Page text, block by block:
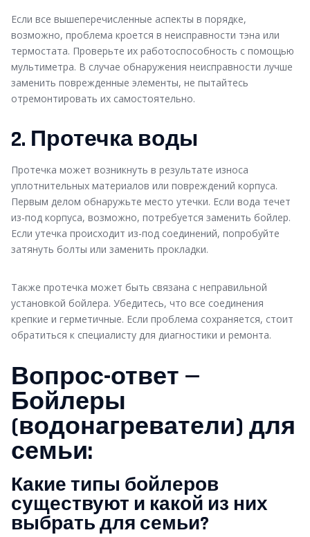
Если все вышеперечисленные аспекты в порядке,
возможно, проблема кроется в неисправности тэна или
термостата. Проверьте их работоспособность с помощью
мультиметра. В случае обнаружения неисправности лучше
заменить поврежденные элементы, не пытайтесь
отремонтировать их самостоятельно.
2. Протечка воды
Протечка может возникнуть в результате износа
уплотнительных материалов или повреждений корпуса.
Первым делом обнаружьте место утечки. Если вода течет
из-под корпуса, возможно, потребуется заменить бойлер.
Если утечка происходит из-под соединений, попробуйте
затянуть болты или заменить прокладки.
Также протечка может быть связана с неправильной
установкой бойлера. Убедитесь, что все соединения
крепкие и герметичные. Если проблема сохраняется, стоит
обратиться к специалисту для диагностики и ремонта.
Вопрос-ответ —
Бойлеры
(водонагреватели) для
семьи:
Какие типы бойлеров
существуют и какой из них
выбрать для семьи?